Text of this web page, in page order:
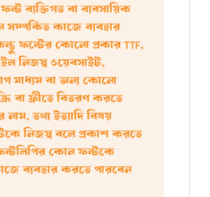
ব্যক্তিগত বা ব্যবসায়িক
কাজে ব্যবহার
ফন্টের কোনো প্রকার TTF,
নিজস্ব ওয়েবসাইট,
মাধ্যম বা অন্য কোনো
বা ফ্রীতে বিতরণ করতে
নাম, তথ্য ইত্যাদি বিষয়
নিজস্ব বলে প্রকাশ করতে
কোন ফন্টকে
ব্যবহার করতে পারবেন